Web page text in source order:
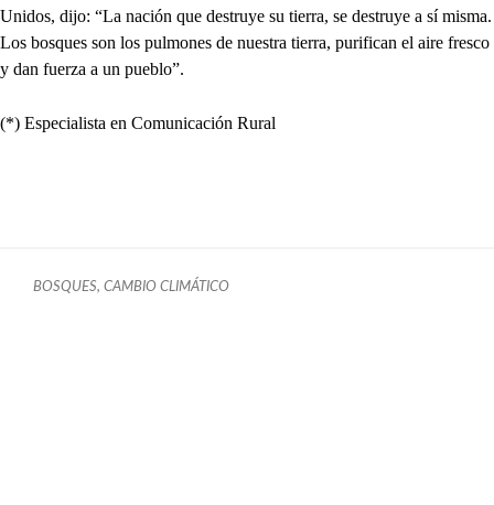
Unidos, dijo: “La nación que destruye su tierra, se destruye a sí misma.
Los bosques son los pulmones de nuestra tierra, purifican el aire fresco
y dan fuerza a un pueblo”.
(*) Especialista en Comunicación Rural
BOSQUES, CAMBIO CLIMÁTICO